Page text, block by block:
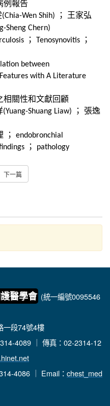
例報告
(Chia-Wen Shih) ； 王家弘
Sheng Chern)
； Tenosynovitis ；
between
with A Literature
相關性和文獻回顧
(Yuang-Shuang Liaw) ；
張逸
；
endobronchial
； pathology
下一篇
醫學會 (統一編號0095546
一段74號4樓
4089 ｜ 傳真：02-2314-12
4086 ｜ Email： chest_med